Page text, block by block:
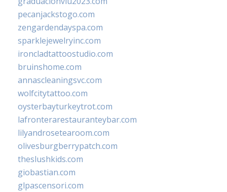
pecanjackstogo.com
zengardendayspa.com
sparklejewelryinc.com
ironcladtattoostudio.com
bruinshome.com
annascleaningsvc.com
wolfcitytattoo.com
oysterbayturkeytrot.com
lafronterarestauranteybar.com
lilyandrosetearoom.com
olivesburgberrypatch.com
theslushkids.com
giobastian.com
glpascensori.com